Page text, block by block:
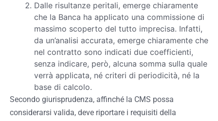
Dalle risultanze peritali, emerge chiaramente
che la Banca ha applicato una commissione di
massimo scoperto del tutto imprecisa. Infatti,
da un’analisi accurata, emerge chiaramente che
nel contratto sono indicati due coefficienti,
senza indicare, però, alcuna somma sulla quale
verrà applicata, né criteri di periodicità, né la
base di calcolo.
Secondo giurisprudenza, affinché la CMS possa
considerarsi valida, deve riportare i requisiti della